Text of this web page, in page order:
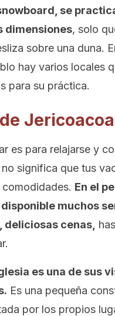
se
dimensiones, solo
sobre una duna.
hay varios locales
para su práctica.
es para relajarse y
significa que tus
En el
muchos
deliciosas cenas,
es una de sus
Es una pequeña
por los propios